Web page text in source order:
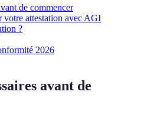
de commencer
votre attestation avec AGI
?
2026
avant de